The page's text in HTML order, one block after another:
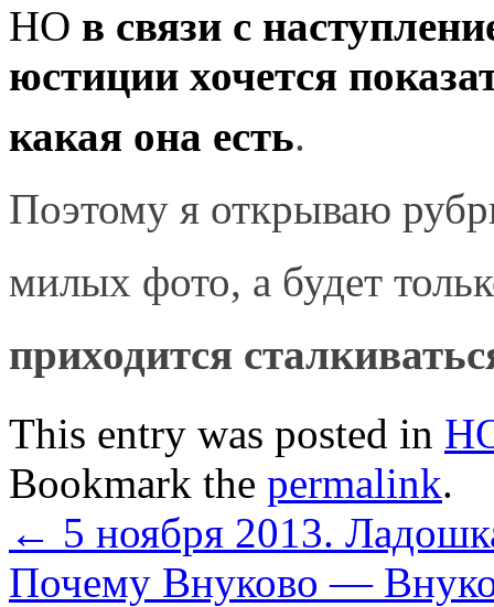
НО в связи с
юстиции хочется
какая она есть.
Поэтому я открываю
милых фото, а будет
приходится
This entry was posted in
Bookmark the permalink.
← 5 ноября 2013.
Почему Внуково —